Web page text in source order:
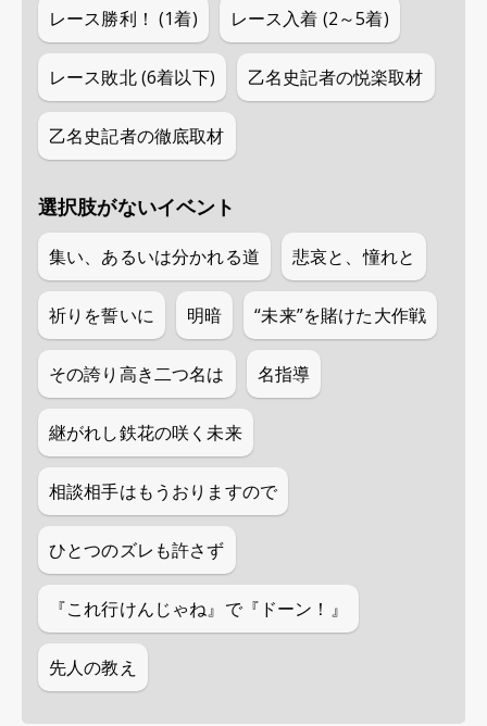
レース勝利！ (1着) レース入着 (2～5着)
レース敗北 (6着以下) 乙名史記者の悦楽取材
乙名史記者の徹底取材
選択肢がないイベント
集い、あるいは分かれる道 悲哀と、憧れと
祈りを誓いに 明暗 “未来”を賭けた大作戦
その誇り高き二つ名は 名指導
継がれし鉄花の咲く未来
相談相手はもうおりますので
ひとつのズレも許さず
『これ行けんじゃね』で『ドーン！』
先人の教え